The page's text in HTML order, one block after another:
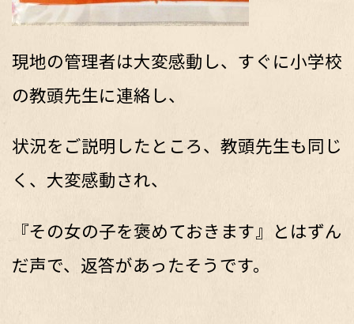
現地の管理者は大変感動し、すぐに小学校
の教頭先生に連絡し、
状況をご説明したところ、教頭先生も同じ
く、大変感動され、
『その女の子を褒めておきます』とはずん
だ声で、返答があったそうです。